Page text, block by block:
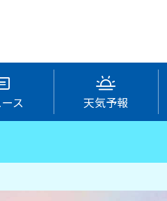
ス 天気予報